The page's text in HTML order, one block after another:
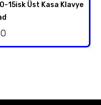
15isk Üst Kasa Klavye